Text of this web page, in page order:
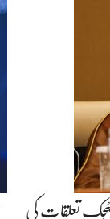
تعلقات کی